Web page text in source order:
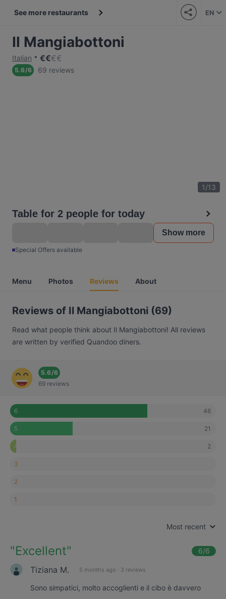
See more restaurants EN
Il Mangiabottoni
Italian €€€€
5.6/6 69 reviews
1/13
Table for 2 people for today
Show more
Special Offers available
Menu Photos Reviews About
Reviews of Il Mangiabottoni (69)
Read what people think about Il Mangiabottoni! All reviews
are written by verified Quandoo diners.
5.6/6
69 reviews
6 46
5 21
4 2
3
2
1
Most recent
"Excellent" 6/6
Tiziana M. 5 months ago · 3 reviews
Sono simpatici, molto accoglienti e il cibo è davvero